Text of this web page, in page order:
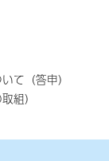
て（答申）
組）